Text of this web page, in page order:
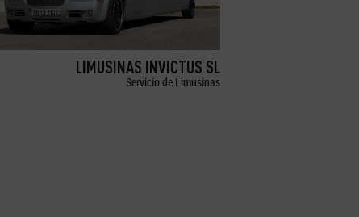
LIMUSINAS INVICTUS SL
Servicio de Limusinas